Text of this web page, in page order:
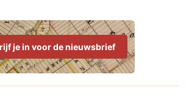
je in voor de nieuwsbrief